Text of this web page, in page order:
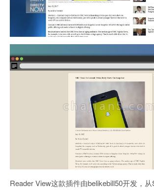
Reader View这款插件由belikebill50开发，